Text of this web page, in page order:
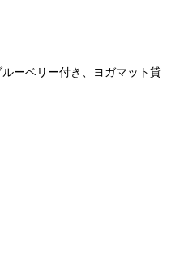
ーベリー付き、ヨガマット貸